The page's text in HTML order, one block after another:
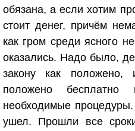
обязана, а если хотим
стоит денег, причём
как гром среди ясного
оказались. Надо было,
закону как
положено
необходимые
ушел. Прошли все